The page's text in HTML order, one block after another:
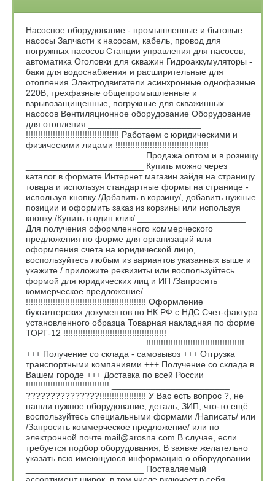
Насосное оборудование - промышленные и бытовые
насосы Запчасти к насосам, кабель, провод для
погружных насосов Станции управления для насосов,
автоматика Оголовки для скважин Гидроаккумуляторы -
баки для водоснабжения и расширительные для
отопления Электродвигатели асинхронные однофазные
220В, трехфазные общепромышленные и
взрывозащищенные, погружные для скважинных
насосов Вентиляционное оборудование Оборудование
для отопления _______________________
!!!!!!!!!!!!!!!!!!!!!!!!!!!!!!!!!!!!!! Работаем с юридическими и
физическими лицами !!!!!!!!!!!!!!!!!!!!!!!!!!!!!!!!!!!!!!
________________________ Продажа оптом и в розницу
________________________ Купить можно через
каталог в формате Интернет магазин зайдя на страницу
товара и используя стандартные формы на странице -
используя кнопку /Добавить в корзину/, добавить нужные
позиции и оформить заказ из корзины или используя
кнопку /Купить в один клик/ ______________________
Для получения оформленного коммерческого
предложения по форме для организаций или
оформления счета на юридической лицо,
воспользуйтесь любым из вариантов указанных выше и
укажите / приложите реквизиты или воспользуйтесь
формой для юридических лиц и ИП /Запросить
коммерческое предложение/
!!!!!!!!!!!!!!!!!!!!!!!!!!!!!!!!!!!!!!!!!!!!!!!!! Оформление
бухгалтерских документов по НК РФ с НДС Счет-фактура
установленного образца Товарная накладная по форме
ТОРГ-12 !!!!!!!!!!!!!!!!!!!!!!!!!!!!!!!!!!!!!!!!!!
________________________ !!!!!!!!!!!!!!!!!!!!!!!!!!!!!!!!!!!!!!!!
+++ Получение со склада - самовывоз +++ Отгрузка
транспортными компаниями +++ Получение со склада в
Вашем городе +++ Доставка по всей России
!!!!!!!!!!!!!!!!!!!!!!!!!!!!!!!!!! ________________________
???????????????!!!!!!!!!!!!!!!!!!! У Вас есть вопрос ?, не
нашли нужное оборудование, деталь, ЗИП, что-то ещё
воспользуйтесь специальными формами /Написать/ или
/Запросить коммерческое предложение/ или по
электронной почте mail@arosna.com В случае, если
требуется подбор оборудования, В заявке желательно
указать всю имеющуюся информацию о оборудовании
________________________ Поставляемый